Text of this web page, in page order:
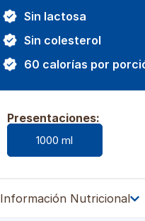
Sin lactosa
Sin colesterol
60 calorías por
Presentaciones:
1000 ml
Información Nutricional